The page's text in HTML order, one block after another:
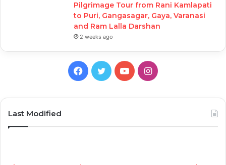
Pilgrimage Tour from Rani Kamlapati
to Puri, Gangasagar, Gaya, Varanasi
and Ram Lalla Darshan
2 weeks ago
Facebook
TwitterYouTubeInstagram
Last Modified